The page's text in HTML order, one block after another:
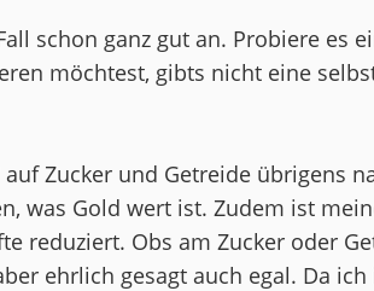
schon ganz gut an. Probiere es
möchtest, gibts nicht eine
Zucker und Getreide übrigens
was Gold wert ist. Zudem ist
reduziert. Obs am Zucker oder
ehrlich gesagt auch egal. Da